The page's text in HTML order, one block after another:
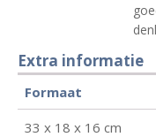
Extra informatie
Formaat
33 x 18 x 16 cm